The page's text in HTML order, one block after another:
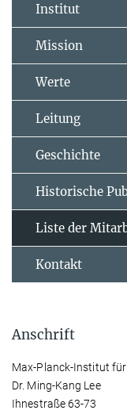
Institut
Mission
Werte
Leitung
Geschichte
Historische
Liste der
Kontakt
Anschrift
Max-Planck-Institut
Dr. Ming-Kang Lee
Ihnestraße 63-73